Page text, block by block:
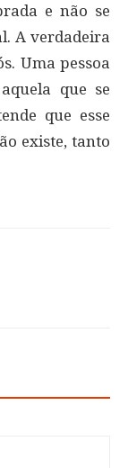
e não se
A verdadeira
Uma pessoa
que se
que esse
existe, tanto